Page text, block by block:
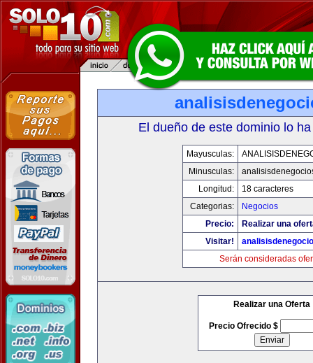
El dueño de este dominio lo
Mayusculas:
Minusculas:
Longitud:
18 caracteres
Categorias:
Negocios
Precio:
Realizar una
Visitar!
Serán consideradas
Realizar una Oferta
Precio Ofrecido $